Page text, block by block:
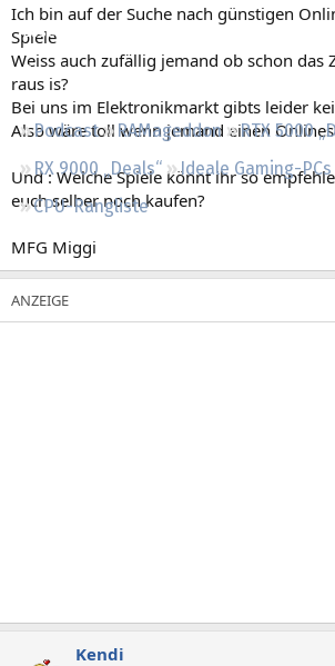
Leserartikel
Regeln
Podcast RAMageddon
RTX 5000
RX 9000 „Deals“
Ideale Gaming-PCs
CPU-Rangliste
Ich bin auf der Suche nach günstigen
Spiele
Weiss auch zufällig jemand ob schon das
raus is?
Bei uns im Elektronikmarkt gibts leider
Also wäre toll wenn jemand einen
Und : Welche Spiele könnt ihr so
euch selber noch kaufen?
MFG Miggi
Kendi